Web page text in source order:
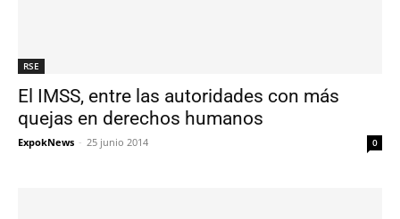
RSE
El IMSS, entre las autoridades con más
quejas en derechos humanos
ExpokNews - 25 junio 2014 0